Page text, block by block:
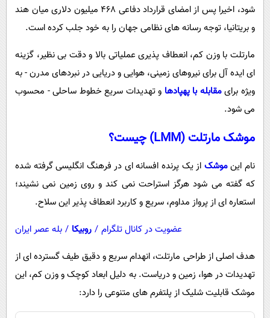
محیط زیست
سلامت
فرهنگی
بین الملل
اجتماعی
سیاست خارجی
شود، اخیرا پس از امضای قرارداد دفاعی 468 میلیون دلاری میان هند
و بریتانیا، توجه رسانه های نظامی جهان را به خود جلب کرده است.
مارتلت با وزن کم، انعطاف پذیری عملیاتی بالا و دقت بی نظیر، گزینه
ای ایده آل برای نیروهای زمینی، هوایی و دریایی در نبردهای مدرن - به
ویژه برایمقابله با پهپادها و تهدیدات سریع خطوط ساحلی - محسوب
می شود.
موشک مارتلت (LMM) چیست؟
نام اینموشک از یک پرنده افسانه ای در فرهنگ انگلیسی گرفته شده
که گفته می شود هرگز استراحت نمی کند و روی زمین نمی نشیند؛
استعاره ای از پرواز مداوم، سریع و کاربرد انعطاف پذیر این سلاح.
عضویت در کانال تلگرام / روبیکا / بله عصر ایران
هدف اصلی از طراحی مارتلت، انهدام سریع و دقیق طیف گسترده ای از
تهدیدات در هوا، زمین و دریاست. به دلیل ابعاد کوچک و وزن کم، این
موشک قابلیت شلیک از پلتفرم های متنوعی را دارد: